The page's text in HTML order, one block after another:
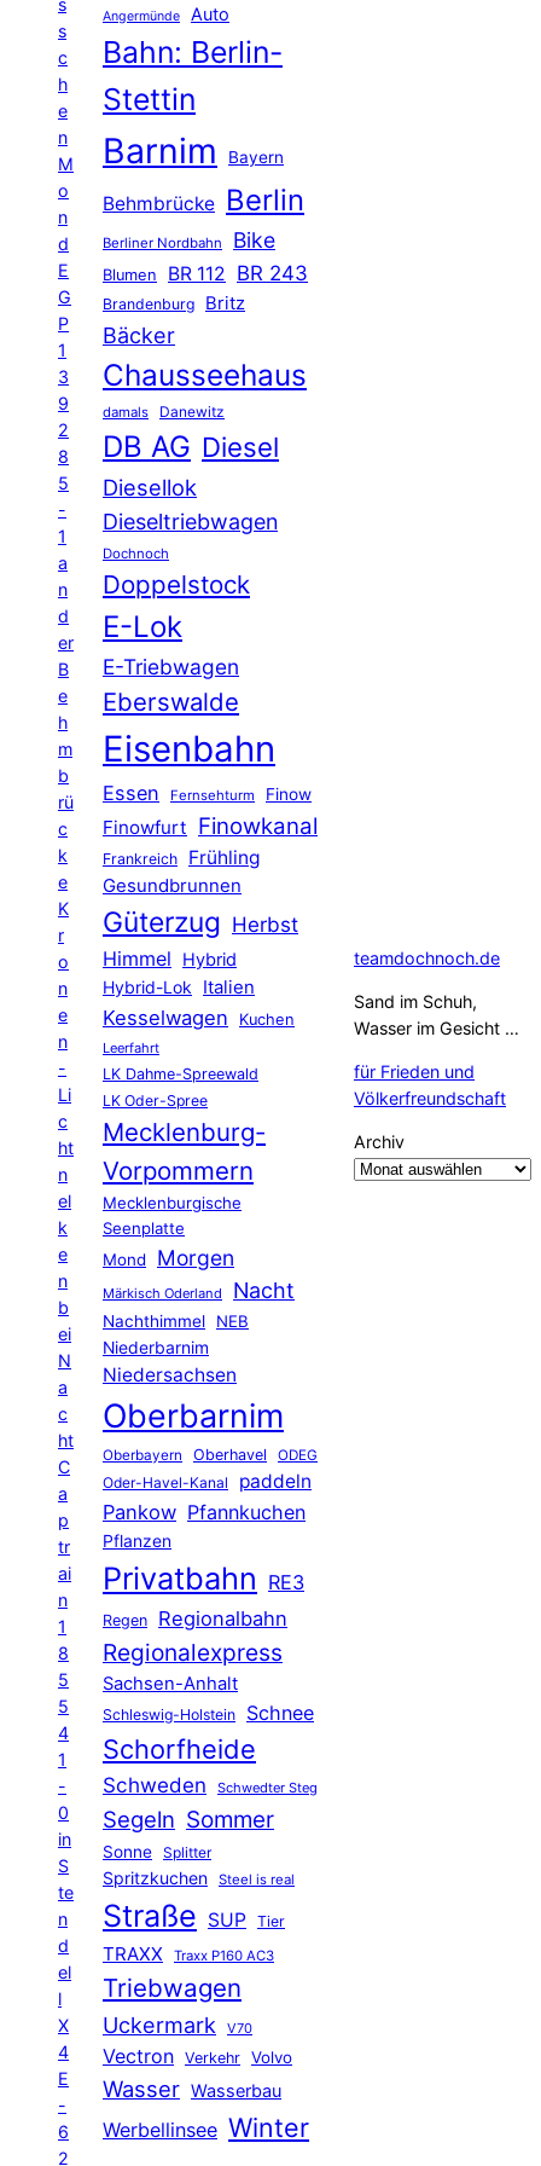
s
c
h
e
n
M
o
n
d
E
G
P
1
3
9
2
8
5
-
1
a
n
d
er
B
e
h
m
b
rü
c
k
e
K
r
o
n
e
n
-
Li
c
ht
n
el
k
e
n
b
ei
N
a
c
ht
C
a
p
tr
ai
n
1
8
5
5
4
1
-
0
in
S
te
n
d
el
l
X
4
E
-
6
2
Angermünde Auto
Bahn: Berlin-
Stettin
Barnim Bayern
Behmbrücke Berlin
Berliner Nordbahn Bike
Blumen BR 112 BR 243
Brandenburg Britz
Bäcker
Chausseehaus
damals Danewitz
DB AG Diesel
Diesellok
Dieseltriebwagen
Dochnoch
Doppelstock
E-Lok
E-Triebwagen
Eberswalde
Eisenbahn
Essen Fernsehturm Finow
Finowfurt Finowkanal
Frankreich Frühling
Gesundbrunnen
Güterzug Herbst
Himmel
Hybrid
Hybrid-Lok Italien
Kesselwagen Kuchen
Leerfahrt
LK Dahme-Spreewald
LK Oder-Spree
Mecklenburg-
Vorpommern
Mecklenburgische
Seenplatte
Mond
Morgen
Märkisch Oderland Nacht
Nachthimmel
NEB
Niederbarnim
Niedersachsen
Oberbarnim
Oberbayern Oberhavel ODEG
Oder-Havel-Kanal paddeln
Pankow Pfannkuchen
Pflanzen
Privatbahn RE3
Regen Regionalbahn
Regionalexpress
Sachsen-Anhalt
Schleswig-Holstein Schnee
Schorfheide
Schweden Schwedter Steg
Segeln Sommer
Sonne Splitter
Spritzkuchen Steel is real
Straße SUP Tier
TRAXX Traxx P160 AC3
Triebwagen
Uckermark V70
Vectron Verkehr Volvo
Wasser Wasserbau
Werbellinsee Winter
teamdochnoch.de
Sand im Schuh,
Wasser im Gesicht …
für Frieden und
Völkerfreundschaft
Archiv